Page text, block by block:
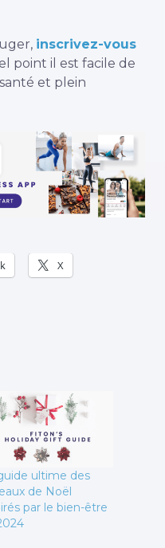
inscrivez-vous
point il est facile de
et plein
X
ultime des
de Noël
par le bien-être